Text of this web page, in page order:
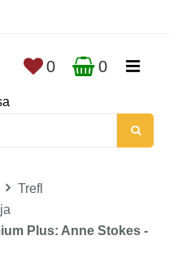
0 0
Trefl
Plus: Anne Stokes -